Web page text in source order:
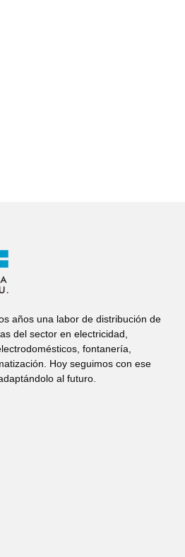
años una labor de distribución de
del sector en electricidad,
fontanería,
Hoy seguimos con ese
al futuro.